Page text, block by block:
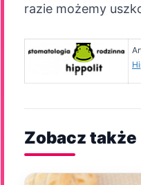
razie możemy
Zobacz także